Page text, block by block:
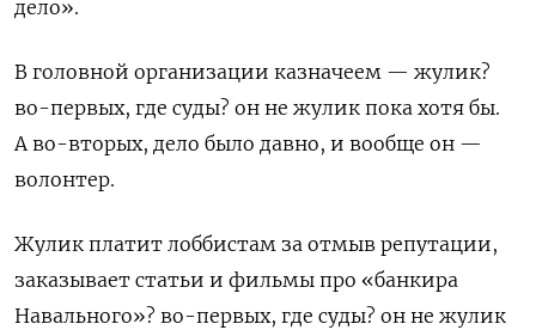
дело».
В головной организации казначеем — жулик?
во-первых, где суды? он не жулик пока хотя бы.
А во-вторых, дело было давно, и вообще он —
волонтер.
Жулик платит лоббистам за отмыв репутации,
заказывает статьи и фильмы про «банкира
Навального»? во-первых, где суды? он не жулик